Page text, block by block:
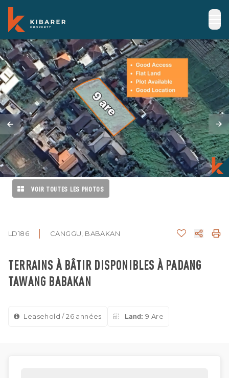
VOIR TOUTES LES PHOTOS
LD186 CANGGU, BABAKAN
TERRAINS À BÂTIR DISPONIBLES À PADANG
TAWANG BABAKAN
Leasehold / 26 années Land: 9 Are